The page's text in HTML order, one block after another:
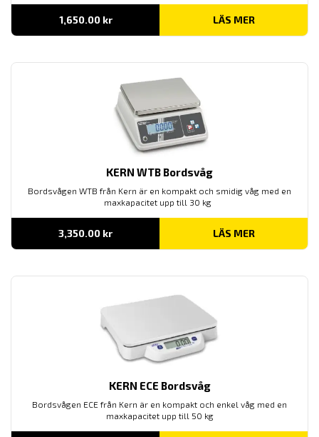
1,650.00 kr LÄS MER
KERN WTB Bordsvåg
Bordsvågen WTB från Kern är en kompakt och smidig våg med en
maxkapacitet upp till 30 kg
3,350.00 kr LÄS MER
KERN ECE Bordsvåg
Bordsvågen ECE från Kern är en kompakt och enkel våg med en
maxkapacitet upp till 50 kg